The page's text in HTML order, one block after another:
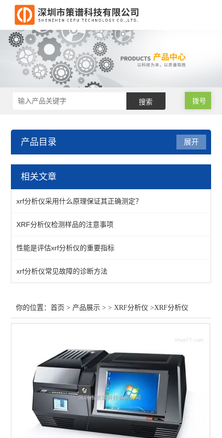
拨号
产品目录
XRF分析仪
展开
相关文章
xrf分析仪采用什么原理保证其正确测定？
XRF分析仪检测样品的注意事项
性能是评估xrf分析仪的重要指标
xrf分析仪常见故障的诊断方法
你的位置：首页 > 产品展示 > >XRF分析仪 >XRF分析仪